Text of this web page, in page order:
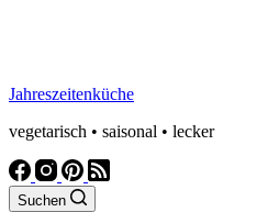
Jahreszeitenküche
vegetarisch • saisonal • lecker
Suchen